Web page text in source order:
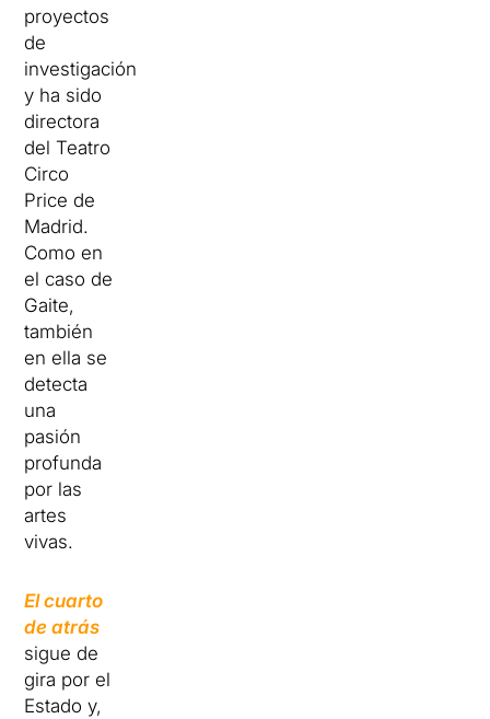
proyectos
de
investigación
y ha sido
directora
del Teatro
Circo
Price de
Madrid.
Como en
el caso de
Gaite,
también
en ella se
detecta
una
pasión
profunda
por las
artes
vivas.
El cuarto
de atrás
sigue de
gira por el
Estado y,